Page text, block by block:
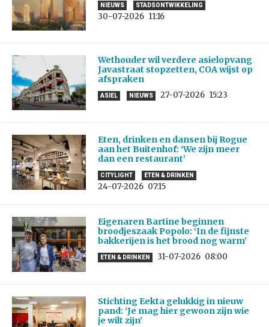
NIEUWS STADSONTWIKKELING
30-07-2026 11:16
Wethouder wil verdere asielopvang
Javastraat stopzetten, COA wijst op
afspraken
ASIEL NIEUWS 27-07-2026 15:23
Eten, drinken en dansen bij Rogue
aan het Buitenhof: ‘We zijn meer
dan een restaurant’
CITYLIGHT ETEN & DRINKEN
24-07-2026 07:15
Eigenaren Bartine beginnen
broodjeszaak Popolo: ‘In de fijnste
bakkerijen is het brood nog warm’
ETEN & DRINKEN 31-07-2026 08:00
Stichting Eekta gelukkig in nieuw
pand: ‘Je mag hier gewoon zijn wie
je wilt zijn’